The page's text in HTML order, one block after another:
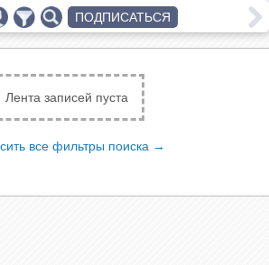
Лента записей пуста
все фильтры поиска →
ПОДПИСАТЬСЯ